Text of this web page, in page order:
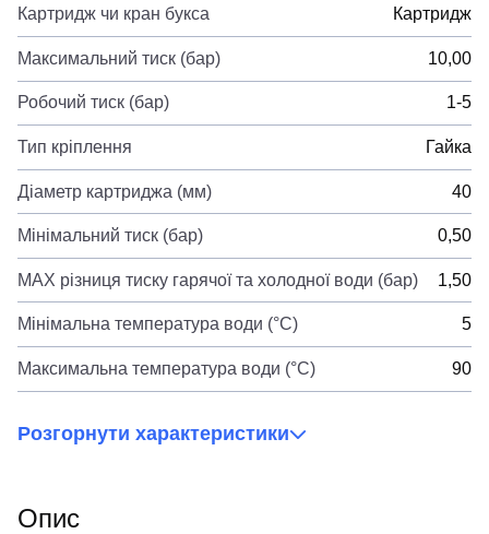
Картридж чи кран букса Картридж
Максимальний тиск (бар) 10,00
Робочий тиск (бар) 1-5
Тип кріплення Гайка
Діаметр картриджа (мм) 40
Мінімальний тиск (бар) 0,50
MAX різниця тиску гарячої та холодної води (бар) 1,50
Мінімальна температура води (°C) 5
Максимальна температура води (°C) 90
Розгорнути характеристики
Опис